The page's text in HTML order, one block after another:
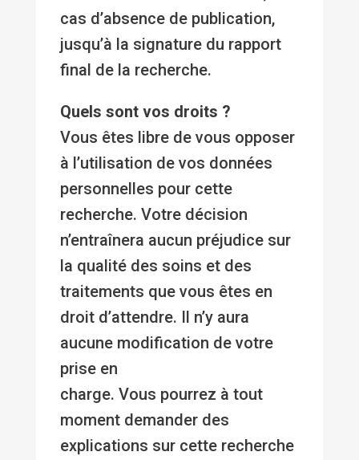
cas d’absence de publication,
jusqu’à la signature du rapport
final de la recherche.
Quels sont vos droits ?
Vous êtes libre de vous opposer
à l’utilisation de vos données
personnelles pour cette
recherche. Votre décision
n’entraînera aucun préjudice sur
la qualité des soins et des
traitements que vous êtes en
droit d’attendre. Il n’y aura
aucune modification de votre
prise en
charge. Vous pourrez à tout
moment demander des
explications sur cette recherche